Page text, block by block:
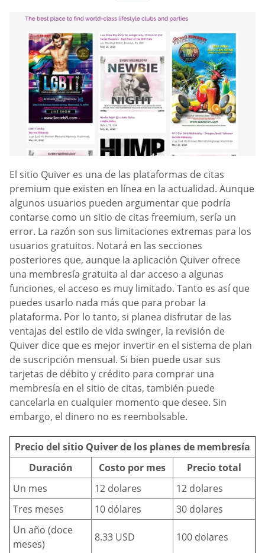
El sitio Quiver es una de las plataformas de citas
premium que existen en línea en la actualidad. Aunque
algunos usuarios pueden argumentar que podría
contarse como un sitio de citas freemium, sería un
error. La razón son sus limitaciones extremas para los
usuarios gratuitos. Notará en las secciones
posteriores que, aunque la aplicación Quiver ofrece
una membresía gratuita al dar acceso a algunas
funciones, el acceso es muy limitado. Tanto es así que
puedes usarlo nada más que para probar la
plataforma. Por lo tanto, si planea disfrutar de las
ventajas del estilo de vida swinger, la revisión de
Quiver dice que es mejor invertir en el sistema de plan
de suscripción mensual. Si bien puede usar sus
tarjetas de débito y crédito para comprar una
membresía en el sitio de citas, también puede
cancelarla en cualquier momento que desee. Sin
embargo, el dinero no es reembolsable.
Precio del sitio Quiver de los planes de membresía
Duración
Costo por mes
Precio total
Un mes
12 dolares
12 dolares
Tres meses
10 dólares
30 dolares
Un año (doce
meses)
8.33 USD 100 dolares